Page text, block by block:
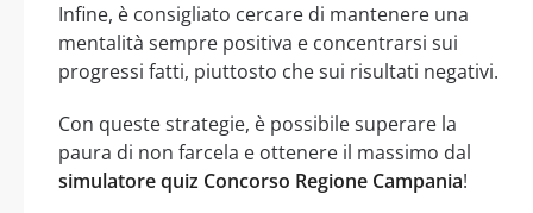
Infine, è consigliato cercare di mantenere una
mentalità sempre positiva e concentrarsi sui
progressi fatti, piuttosto che sui risultati negativi.
Con queste strategie, è possibile superare la
paura di non farcela e ottenere il massimo dal
simulatore quiz Concorso Regione Campania!